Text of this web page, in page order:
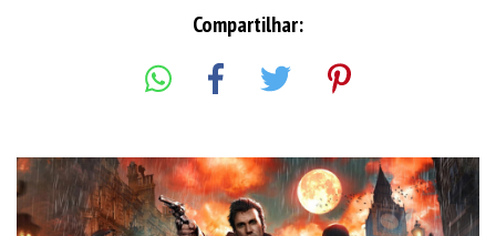
Compartilhar: